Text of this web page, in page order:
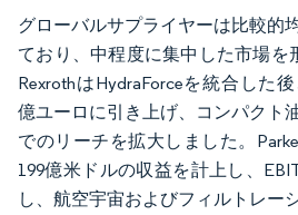
グローバルサプライヤーは比較的
ており、中程度に集中した市場を
RexrothはHydraForceを統合した
億ユーロに引き上げ、コンパクト
でのリーチを拡大しました。
199億米ドルの収益を計上し、
し、航空宇宙およびフィルトレー